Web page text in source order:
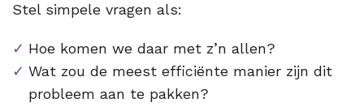
Stel simpele vragen als:
Hoe komen we daar met z’n allen?
Wat zou de meest efficiënte manier zijn dit
probleem aan te pakken?